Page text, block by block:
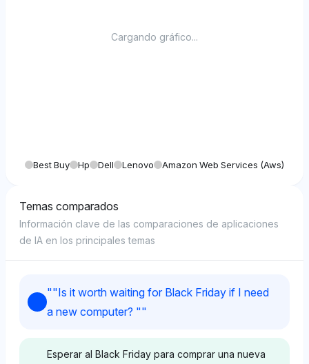
Cargando gráfico...
Best Buy Hp Dell Lenovo Amazon Web Services (aws)
Temas comparados
Información clave de las comparaciones de aplicaciones
de IA en los principales temas
""Is it worth waiting for Black Friday if I need
a new computer? ""
Esperar al Black Friday para comprar una nueva